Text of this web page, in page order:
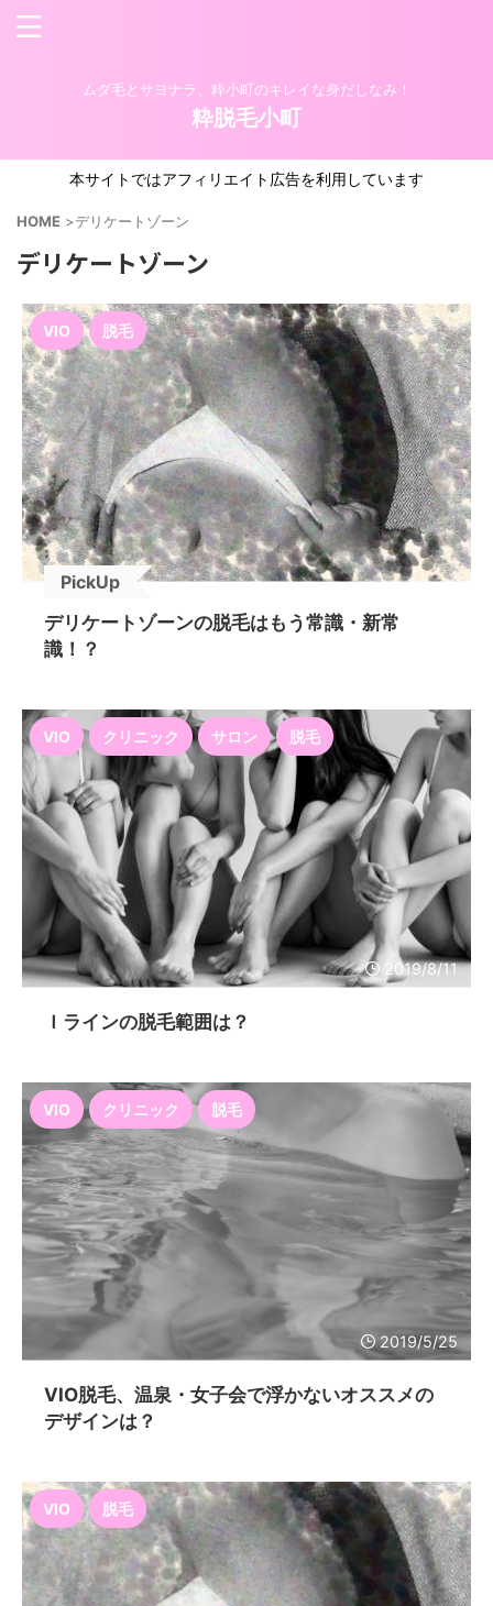
ムダ毛とサヨナラ、粋小町のキレイな身だしなみ！
粋脱毛小町
本サイトではアフィリエイト広告を利用しています
HOME >デリケートゾーン
デリケートゾーン
VIO 脱毛
PickUp
デリケートゾーンの脱毛はもう常識・新常
識！？
2019/8/11
VIO クリニック サロン 脱毛
Ｉラインの脱毛範囲は？
2019/5/25
VIO クリニック 脱毛
VIO脱毛、温泉・女子会で浮かないオススメの
デザインは？
VIO 脱毛